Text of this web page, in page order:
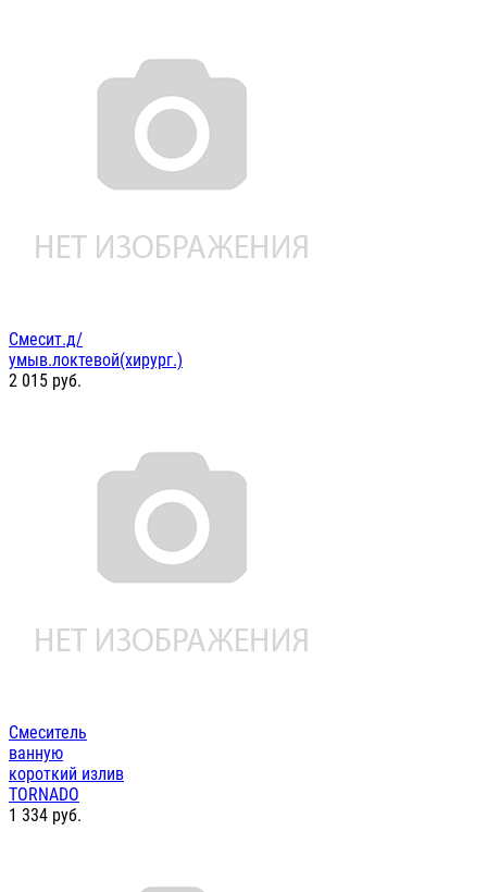
Смесит.д/
умыв.локтевой(хирург.)
2 015 руб.
Смеситель
ванную
короткий излив
TORNADO
1 334 руб.